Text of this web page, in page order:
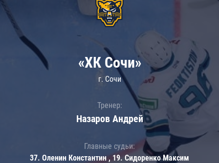
«ХК Сочи»
г. Сочи
Тренер:
Назаров Андрей
Главные судьи:
37. Оленин Константин , 19. Сидоренко Максим